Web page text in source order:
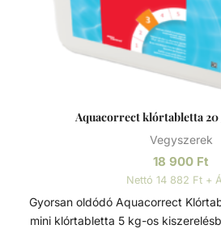
használható. A hatás a
megkezdődik. Minden adagolási
értékeken alapul és nem kötelező
szárazon, fénytől védett, jól
Aquacorrect klórtabletta 20
Vegyszerek
18 900 Ft
Nettó 14 882 Ft +
Gyorsan oldódó Aquacorrect Klórtabletta Gyorsan
mini klórtabletta 5 kg-os kiszerelésben, az